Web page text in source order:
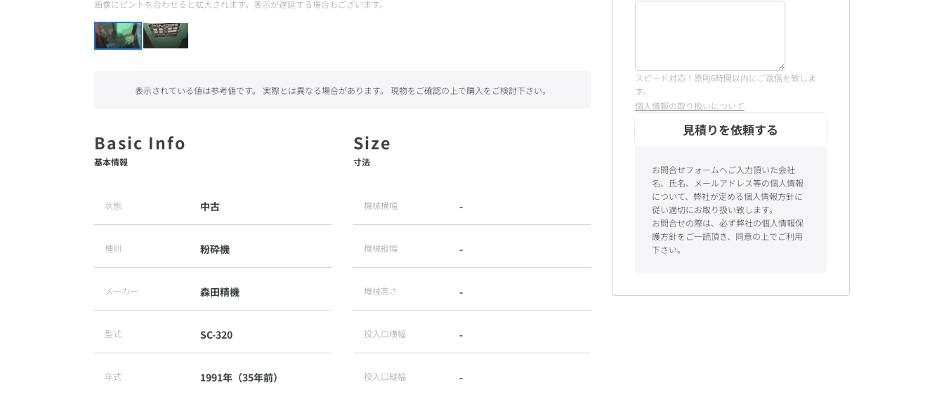
基本情報
状態 中古
種別 粉砕機
メーカー 森田精機
型式 SC-320
年式 1991年（35年前）
寸法
機械横幅 -
機械縦幅 -
機械高さ -
投入口横幅 -
投入口縦幅 -
画像にピントを合わせると拡大されます。表示が遅延する場合もございます。
表示されている値は参考値です。 実際とは異なる場合があります。 現物をご確認の上で購入をご検討下さい。
スピード対応！原則6時間以内にご返信を致しま
す。
個人情報の取り扱いについて
見積りを依頼する
お問合せフォームへご入力頂いた会社
名、氏名、メールアドレス等の個人情報
について、弊社が定める個人情報方針に
従い適切にお取り扱い致します。
お問合せの際は、必ず弊社の個人情報保
護方針をご一読頂き、同意の上でご利用
下さい。